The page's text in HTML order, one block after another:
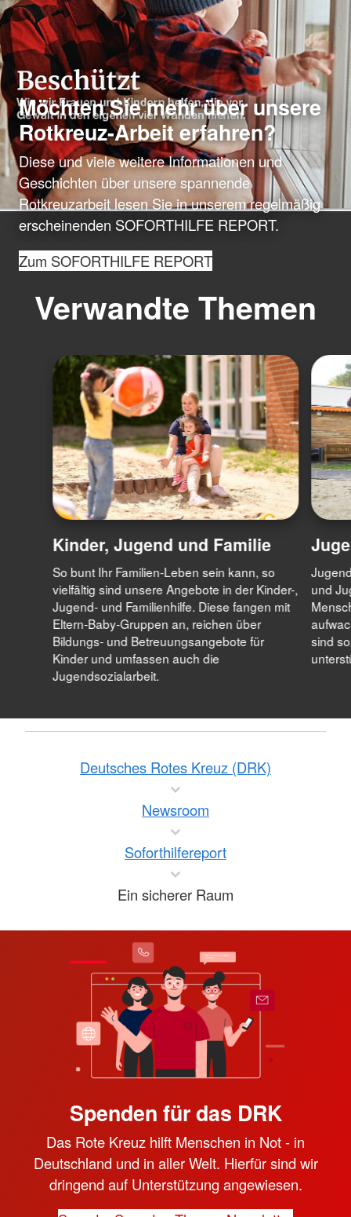
Möchten Sie mehr über unsere
Rotkreuz-Arbeit erfahren?
Diese und viele weitere Informationen und
Geschichten über unsere spannende
Rotkreuzarbeit lesen Sie in unserem regelmäßig
erscheinenden SOFORTHILFE REPORT.
Zum SOFORTHILFE REPORT
Verwandte Themen
Kinder, Jugend und Familie
So bunt Ihr Familien-Leben sein kann, so
vielfältig sind unsere Angebote in der Kinder-,
Jugend- und Familienhilfe. Diese fangen mit
Eltern-Baby-Gruppen an, reichen über
Bildungs- und Betreuungsangebote für
Kinder und umfassen auch die
Jugendsozialarbeit.
und
sind
Deutsches Rotes Kreuz (DRK)
Newsroom
Soforthilfereport
Ein sicherer Raum
Spenden für das DRK
Das Rote Kreuz hilft Menschen in Not - in
Deutschland und in aller Welt. Hierfür sind wir
dringend auf Unterstützung angewiesen.